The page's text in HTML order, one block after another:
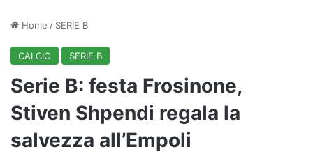
Home / SERIE B
CALCIO SERIE B
Serie B: festa Frosinone,
Stiven Shpendi regala la
salvezza all’Empoli